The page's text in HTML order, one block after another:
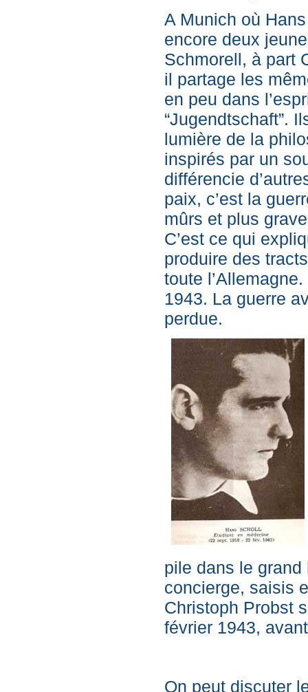
A Munich où
encore deux
Schmorell, à part
il partage les
en peu dans
“Jugendtschaft”.
lumière de la
inspirés par un
différencie
paix, c’est la
mûrs et plus
C’est ce qui
produire des
toute
1943. La guerre
perdue.
pile dans le grand
concierge, saisis
Christoph Probst
février 1943,
On peut discuter